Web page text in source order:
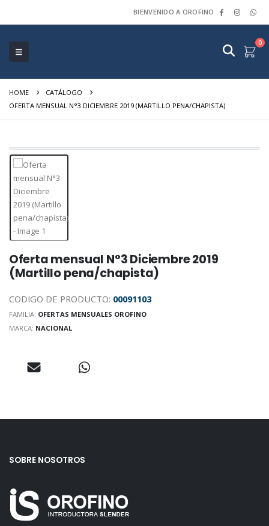
BIENVENIDO A OROFINO
0
HOME
CATÁLOGO
OFERTA MENSUAL N°3 DICIEMBRE 2019 (MARTILLO PENA/CHAPISTA)
Oferta mensual N°3 Diciembre 2019
(Martillo pena/chapista)
CODIGO DE PRODUCTO: 00091103
FAMILIA: OFERTAS MENSUALES OROFINO
MARCA: NACIONAL
SOBRE NOSOTROS